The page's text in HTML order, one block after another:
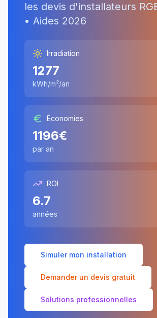
les devis d'installateurs
• Aides 2026
Irradiation
1277
kWh/m²/an
Économies
1196€
par an
ROI
6.7
années
Simuler mon installation
Demander un devis gratuit
Solutions professionnelles